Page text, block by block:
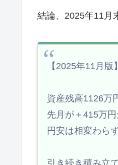
結論、2025年11月
【2025年11月
資産残高1126万
先月が＋415万
円安は相変わら